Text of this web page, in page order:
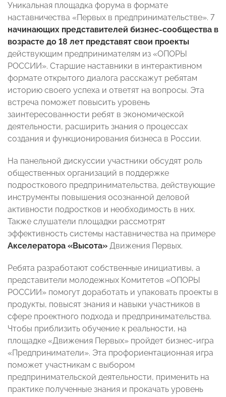
Уникальная площадка форума в формате
наставничества «Первых в предпринимательстве». 7
начинающих представителей бизнес-сообщества в
возрасте до 18 лет представят свои проекты
действующим предпринимателям из «ОПОРЫ
РОССИИ». Старшие наставники в интерактивном
формате открытого диалога расскажут ребятам
историю своего успеха и ответят на вопросы. Эта
встреча поможет повысить уровень
заинтересованности ребят в экономической
деятельности, расширить знания о процессах
создания и функционирования бизнеса в России.
На панельной дискуссии участники обсудят роль
общественных организаций в поддержке
подросткового предпринимательства, действующие
инструменты повышения осознанной деловой
активности подростков и необходимость в них.
Также слушатели площадки рассмотрят
эффективность системы наставничества на примере
Акселератора «Высота» Движения Первых.
Ребята разработают собственные инициативы, а
представители молодежных Комитетов «ОПОРЫ
РОССИИ» помогут доработать и упаковать проекты в
продукты, повысят знания и навыки участников в
сфере проектного подхода и предпринимательства.
Чтобы приблизить обучение к реальности, на
площадке «Движения Первых» пройдет бизнес-игра
«Предприниматели». Эта профориентационная игра
поможет участникам с выбором
предпринимательской деятельности, применить на
практике полученные знания и прокачать уровень